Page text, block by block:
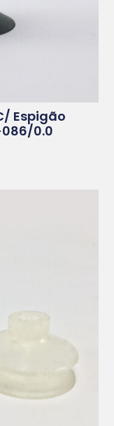
Espigão
086/0.0